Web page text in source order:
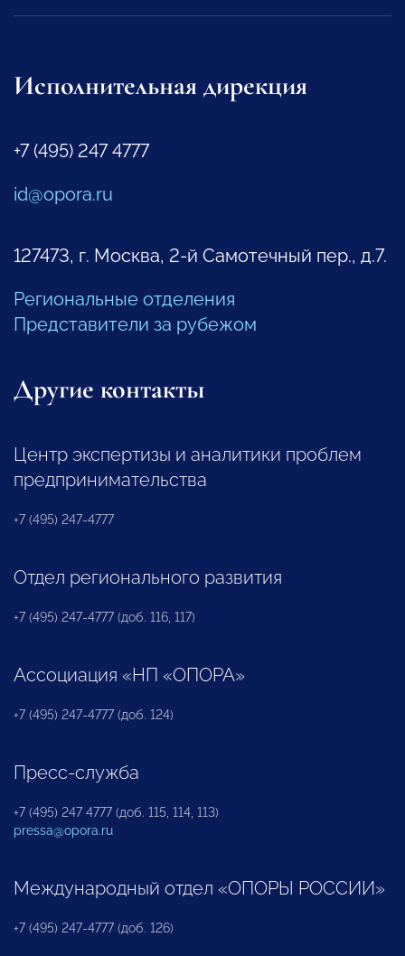
Исполнительная дирекция
+7 (495) 247 4777
id@opora.ru
127473, г. Москва, 2-й Самотечный пер., д.7.
Региональные отделения
Представители за рубежом
Другие контакты
Центр экспертизы и аналитики проблем
предпринимательства
+7 (495) 247-4777
Отдел регионального развития
+7 (495) 247-4777 (доб. 116, 117)
Ассоциация «НП «ОПОРА»
+7 (495) 247-4777 (доб. 124)
Пресс-служба
+7 (495) 247 4777 (доб. 115, 114, 113)
pressa@opora.ru
Международный отдел «ОПОРЫ РОССИИ»
+7 (495) 247-4777 (доб. 126)